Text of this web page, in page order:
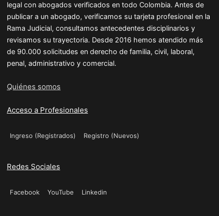
legal con abogados verificados en todo Colombia. Antes de
publicar a un abogado, verificamos su tarjeta profesional en la
Rama Judicial, consultamos antecedentes disciplinarios y
revisamos su trayectoria. Desde 2016 hemos atendido más
de 90.000 solicitudes en derecho de familia, civil, laboral,
penal, administrativo y comercial.
Quiénes somos
Acceso a Profesionales
Ingreso (Registrados) Registro (Nuevos)
Redes Sociales
Facebook YouTube Linkedin